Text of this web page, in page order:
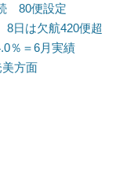
80便設定
日は欠航420便超
％＝6月実績
方面